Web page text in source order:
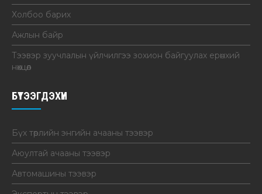
Холбоо барих
Ажлын байр
Тээвэр зуучлалын үйлчилгээ зохион байгуулах ерөнхий
нөхцөл
БҮТЭЭГДЭХҮҮН
Бүх төрлийн энгийн ачааны тээвэр
Аюултай ачааны тээвэр
Автомашины тээвэр